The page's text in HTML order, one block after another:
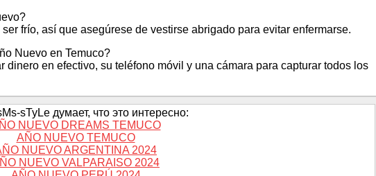
frío, así que asegúrese de vestirse abrigado para evitar enfermarse.
Nuevo en Temuco?
en efectivo, su teléfono móvil y una cámara para capturar todos los
sTyLe думает, что это интересно:
NUEVO DREAMS TEMUCO
AÑO NUEVO TEMUCO
NUEVO ARGENTINA 2024
NUEVO VALPARAISO 2024